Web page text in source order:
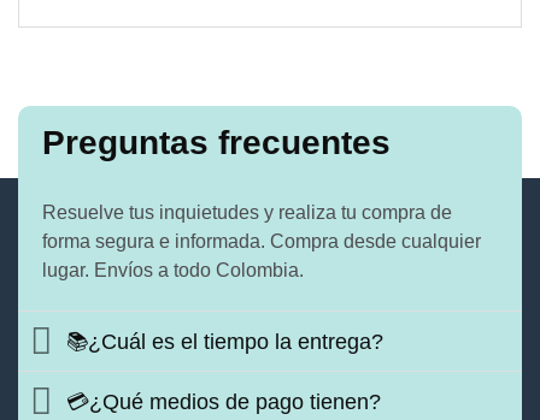
Preguntas frecuentes
Resuelve tus inquietudes y realiza tu compra de
forma segura e informada. Compra desde cualquier
lugar. Envíos a todo Colombia.
📚¿Cuál es el tiempo la entrega?
💳¿Qué medios de pago tienen?